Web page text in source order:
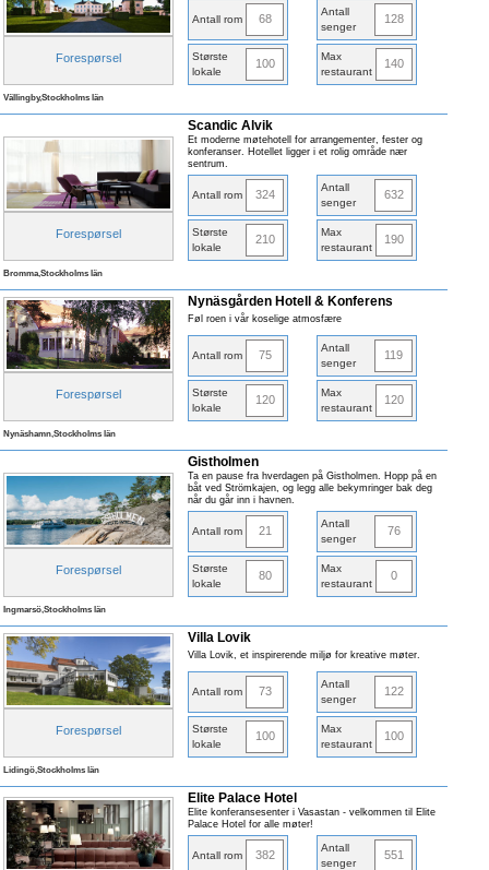
Forespørsel
Antall rom 68
Antall
senger
128
Største
lokale
100
Max
restaurant
140
Vällingby,Stockholms län
Forespørsel
Scandic Alvik
Et moderne møtehotell for arrangementer, fester og
konferanser. Hotellet ligger i et rolig område nær
sentrum.
Antall rom 324
Antall
senger
632
Største
lokale
210
Max
restaurant
190
Bromma,Stockholms län
Forespørsel
Nynäsgården Hotell & Konferens
Føl roen i vår koselige atmosfære
Antall rom 75
Antall
senger
119
Største
lokale
120
Max
restaurant
120
Nynäshamn,Stockholms län
Forespørsel
Gistholmen
Ta en pause fra hverdagen på Gistholmen. Hopp på en
båt ved Strömkajen, og legg alle bekymringer bak deg
når du går inn i havnen.
Antall rom 21
Antall
senger
76
Største
lokale
80
Max
restaurant
0
Ingmarsö,Stockholms län
Forespørsel
Villa Lovik
Villa Lovik, et inspirerende miljø for kreative møter.
Antall rom 73
Antall
senger
122
Største
lokale
100
Max
restaurant
100
Lidingö,Stockholms län
Elite Palace Hotel
Elite konferansesenter i Vasastan - velkommen til Elite
Palace Hotel for alle møter!
Antall rom 382
Antall
senger
551